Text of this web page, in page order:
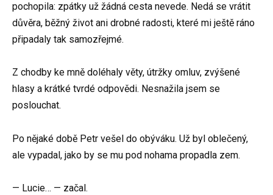
pochopila: zpátky už žádná cesta nevede. Nedá se vrátit
důvěra, běžný život ani drobné radosti, které mi ještě ráno
připadaly tak samozřejmé.
Z chodby ke mně doléhaly věty, útržky omluv, zvýšené
hlasy a krátké tvrdé odpovědi. Nesnažila jsem se
poslouchat.
Po nějaké době Petr vešel do obýváku. Už byl oblečený,
ale vypadal, jako by se mu pod nohama propadla zem.
— Lucie… — začal.